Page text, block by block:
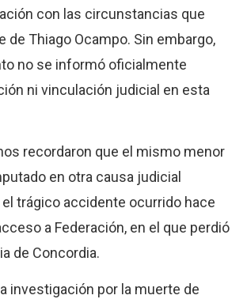
con las circunstancias que
de Thiago Ocampo. Sin embargo,
no se informó oficialmente
ni vinculación judicial en esta
recordaron que el mismo menor
en otra causa judicial
trágico accidente ocurrido hace
a Federación, en el que perdió
de Concordia.
investigación por la muerte de